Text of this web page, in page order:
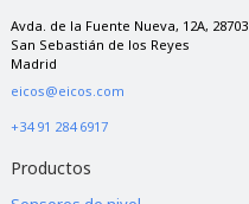
Avda. de la Fuente Nueva, 12A, 28703
San Sebastián de los Reyes
Madrid
eicos@eicos.com
+34 91 284 6917
Productos